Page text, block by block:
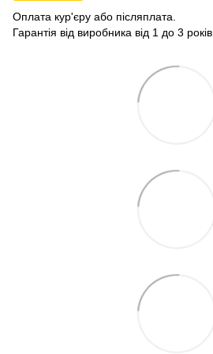
Оплата кур'єру або післяплата.
Гарантія від виробника від 1 до 3 років.